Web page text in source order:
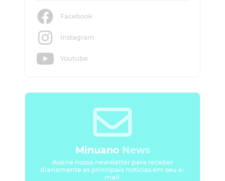
Facebook
Instagram
Youtube
Minuano News
Assine nossa newsletter para receber
diariamente as principais notícias em seu e-
mail.